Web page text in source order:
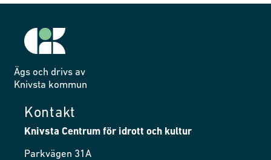
Ägs och drivs av
Knivsta kommun
Kontakt
Knivsta Centrum för idrott och kultur
Parkvägen 31A